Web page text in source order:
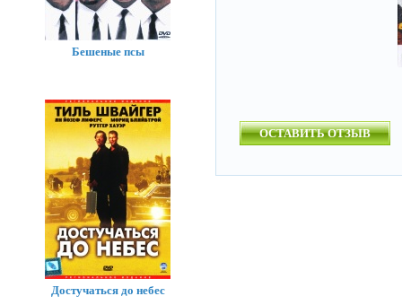
ОСТАВИТЬ ОТЗЫВ
Бешеные псы
Достучаться до небес